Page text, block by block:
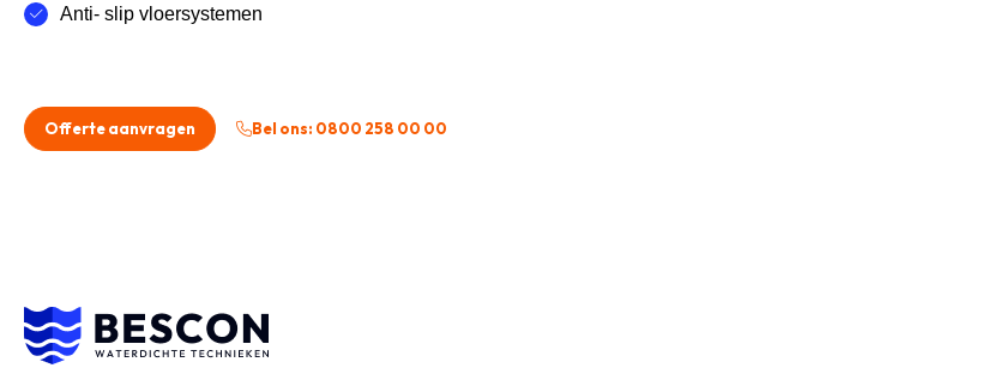
Anti- slip vloersystemen
Offerte aanvragen Bel ons: 0800 258 00 00